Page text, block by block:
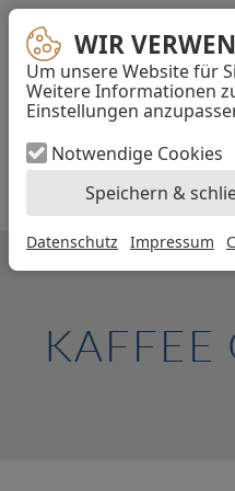
WIR
Um unsere Website für
Weitere Informationen
Einstellungen
Notwendige Cookies
Speichern &
Datenschutz Impressum
WIR
...
Navigation
überspringen
DIE GRUPPE
KAFFEE